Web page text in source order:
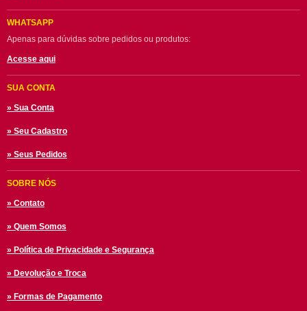
WHATSAPP
Apenas para dúvidas sobre pedidos ou produtos:
Acesse aqui
SUA CONTA
» Sua Conta
» Seu Cadastro
» Seus Pedidos
SOBRE NÓS
» Contato
» Quem Somos
» Política de Privacidade e Segurança
» Devolução e Troca
» Formas de Pagamento